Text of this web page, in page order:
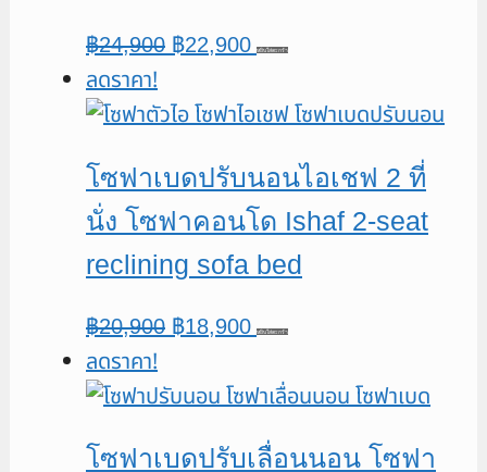
฿24,900 Original
was:
฿22,900Current
is:
หยิบใส่ตะกร้า
ลดราคา!
โซฟาเบดปรับนอนไอเชฟ 2 ที่
นั่ง โซฟาคอนโด Ishaf 2-seat
reclining sofa bed
฿20,900 Original
was:
฿18,900Current
is:
หยิบใส่ตะกร้า
ลดราคา!
โซฟาเบดปรับเลื่อนนอน โซฟา